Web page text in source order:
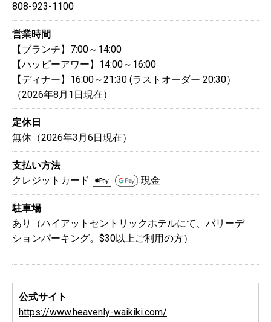
808-923-1100
営業時間
【ブランチ】7:00～14:00
【ハッピーアワー】14:00～16:00
【ディナー】16:00～21:30 (ラストオーダー 20:30）
（2026年8月1日現在）
定休日
無休（2026年3月6日現在）
支払い方法
クレジットカード
現金
駐車場
あり（ハイアットセントリックホテルにて、バリーデ
ションパーキング。$30以上ご利用の方）
公式サイト
https://www.heavenly-waikiki.com/